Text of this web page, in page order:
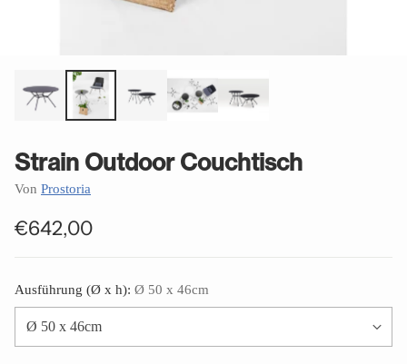
Strain Outdoor Couchtisch
Von Prostoria
Normaler
€642,00
Ausführung (Ø x h): Ø 50 x 46cm